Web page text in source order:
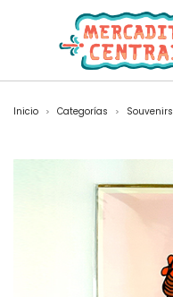
Inicio > Categorías > Souvenirs